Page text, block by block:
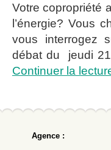
Votre copropriété
l’énergie? Vous
vous interrogez
débat du jeudi
Continuer la
Agence :